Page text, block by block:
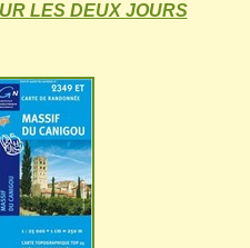
LES DEUX JOURS